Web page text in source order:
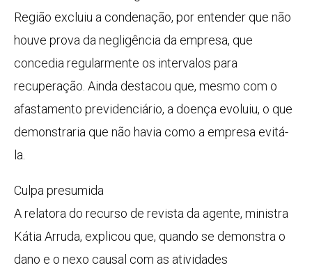
Região excluiu a condenação, por entender que não
houve prova da negligência da empresa, que
concedia regularmente os intervalos para
recuperação. Ainda destacou que, mesmo com o
afastamento previdenciário, a doença evoluiu, o que
demonstraria que não havia como a empresa evitá-
la.
Culpa presumida
A relatora do recurso de revista da agente, ministra
Kátia Arruda, explicou que, quando se demonstra o
dano e o nexo causal com as atividades